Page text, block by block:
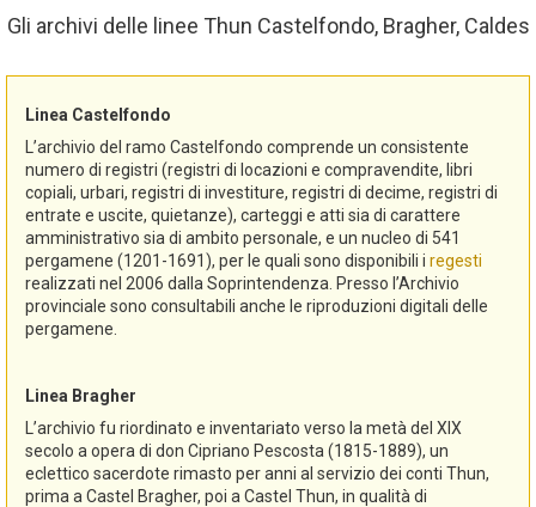
Gli archivi delle linee Thun Castelfondo, Bragher, Caldes
Linea Castelfondo
L’archivio del ramo Castelfondo comprende un consistente
numero di registri (registri di locazioni e compravendite, libri
copiali, urbari, registri di investiture, registri di decime, registri di
entrate e uscite, quietanze), carteggi e atti sia di carattere
amministrativo sia di ambito personale, e un nucleo di 541
pergamene (1201-1691), per le quali sono disponibili i regesti
realizzati nel 2006 dalla Soprintendenza. Presso l’Archivio
provinciale sono consultabili anche le riproduzioni digitali delle
pergamene.
Linea Bragher
L’archivio fu riordinato e inventariato verso la metà del XIX
secolo a opera di don Cipriano Pescosta (1815-1889), un
eclettico sacerdote rimasto per anni al servizio dei conti Thun,
prima a Castel Bragher, poi a Castel Thun, in qualità di